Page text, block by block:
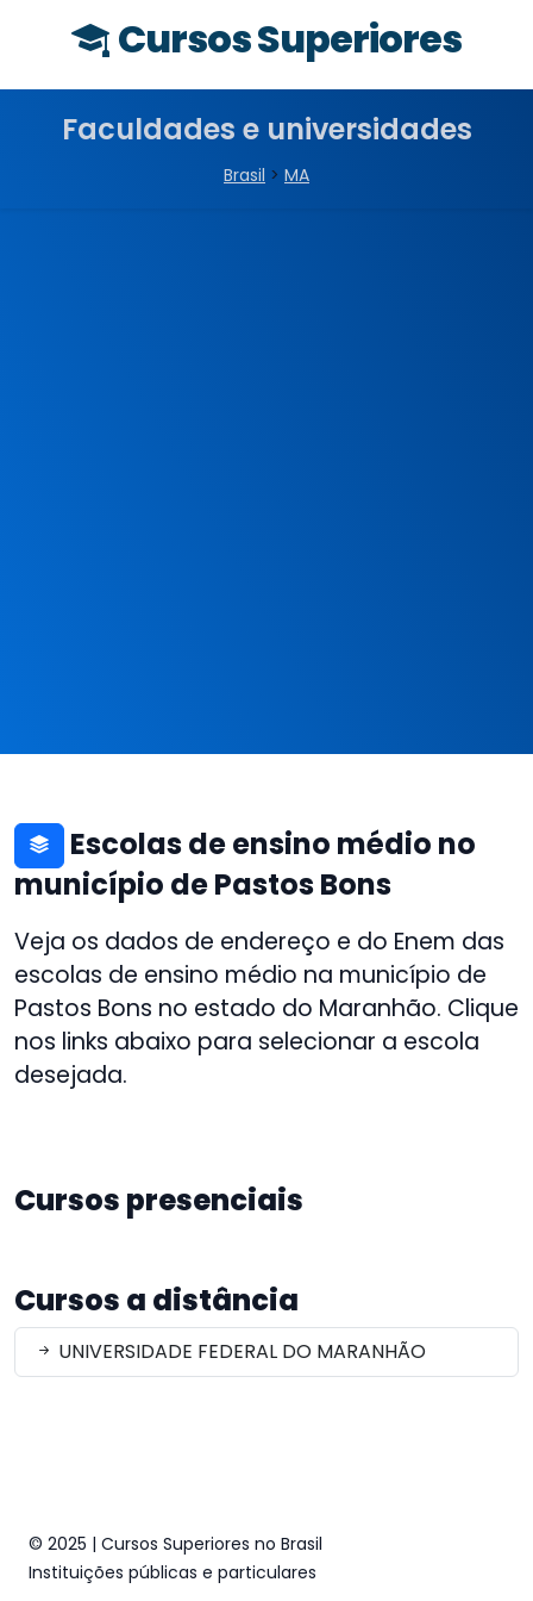
Cursos Superiores
Faculdades e universidades
Brasil > MA
Escolas de ensino médio no
município de Pastos Bons
Veja os dados de endereço e do Enem das
escolas de ensino médio na município de
Pastos Bons no estado do Maranhão. Clique
nos links abaixo para selecionar a escola
desejada.
Cursos presenciais
Cursos a distância
UNIVERSIDADE FEDERAL DO MARANHÃO
© 2025 | Cursos Superiores no Brasil
Instituições públicas e particulares